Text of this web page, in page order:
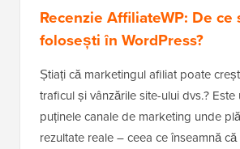
Recenzie AffiliateWP: De ce
folosești în WordPress?
Știați că marketingul afiliat poate
traficul și vânzările site-ului dvs.?
puținele canale de marketing unde
rezultate reale – ceea ce înseamnă